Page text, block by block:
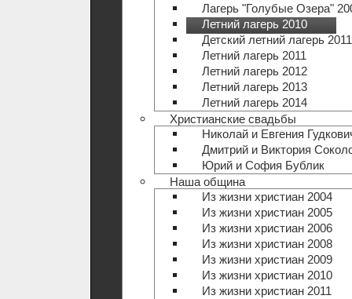
Лагерь "Голубые Озера"
Летний лагерь 2010
Детский летний лагерь 2011
Летний лагерь 2011
Летний лагерь 2012
Летний лагерь 2013
Летний лагерь 2014
Христианские свадьбы
Николай и Евгения
Дмитрий и Виктория
Юрий и София Бублик
Наша община
Из жизни христиан 2004
Из жизни христиан 2005
Из жизни христиан 2006
Из жизни христиан 2008
Из жизни христиан 2009
Из жизни христиан 2010
Из жизни христиан 2011